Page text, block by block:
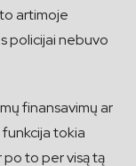
artimoje
policijai nebuvo
finansavimų ar
tokia
po to per visą tą